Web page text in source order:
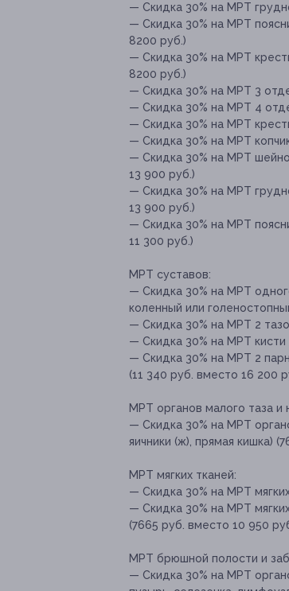
— Скидка 30% на МРТ
— Скидка 30% на МРТ
8200 руб.)
— Скидка 30% на МРТ
8200 руб.)
— Скидка 30% на МРТ 3
— Скидка 30% на МРТ 4
— Скидка 30% на МРТ
— Скидка 30% на МРТ
— Скидка 30% на МРТ
13 900 руб.)
— Скидка 30% на МРТ
13 900 руб.)
— Скидка 30% на МРТ
11 300 руб.)
М РТ суставов:
— Скидка 30% на МРТ
коленный или
— Скидка 30% на МРТ 2
— Скидка 30% на МРТ
— Скидка 30% на МРТ 2
(11 340 руб. вместо 16 200
МРТ органов малого таза и
— Скидка 30% на МРТ
яичники (ж), прямая кишка)
МРТ мягких тканей:
— Скидка 30% на МРТ
— Скидка 30% на МРТ
(7665 руб. вместо 10 950
МРТ брюшной полости и
— Скидка 30% на МРТ